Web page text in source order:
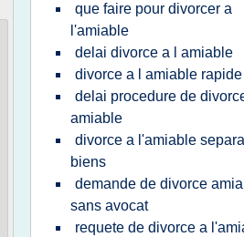
que faire pour divorcer a
l'amiable
delai divorce a l amiable
divorce a l amiable rapide
delai procedure de
amiable
divorce a l'amiable
biens
demande de divorce
sans avocat
requete de divorce a